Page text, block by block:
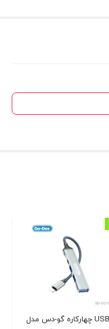
هاب USB چهارکاره گو-دس مدل